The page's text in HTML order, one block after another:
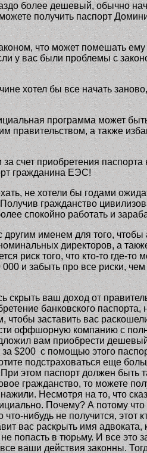
более дешевый, обычно
получить паспорт
что может помешать
у вас были проблемы с
хотел бы все начать
программа может
правительством, а также
счет приобретения
гражданина ЕЭС!
не хотели бы годами
гражданство
спокойно работать и
именем для того,
директоров, а
риск того, что кто-то где-
и забыть про все риски,
ваш доход от
банковского паспорта,
заставить вас
оффшорную компанию с
вам приобрести
$200 с помощью этого
подстраховаться еще
этом паспорт должен быть
гражданство, то можете
Несмотря на то, что
Почему? А потому
нибудь не получится,
вас раскрыть имя адвоката,
попасть в тюрьму. И все это
ваши действия законны.